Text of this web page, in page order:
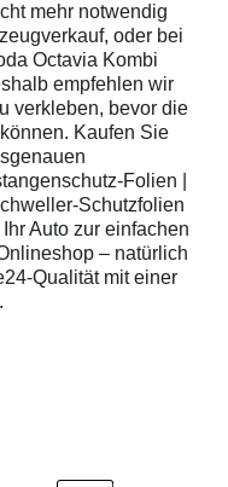
mehr notwendig
oder bei
Octavia Kombi
empfehlen wir
verkleben, bevor die
Kaufen Sie
Folien |
Schutzfolien
Auto zur einfachen
– natürlich
Qualität mit einer